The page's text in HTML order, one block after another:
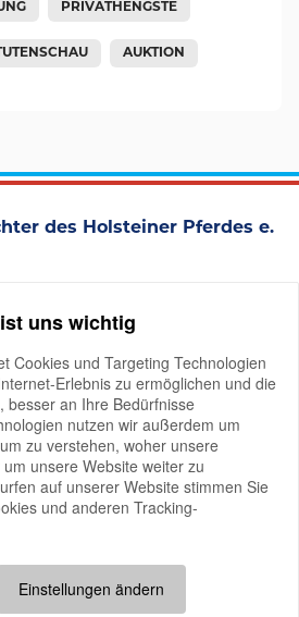
PRIVATHENGSTE
AUKTION
des Holsteiner Pferdes e.
Login
Good Governance
uns wichtig
Cookies und Targeting Technologien
Erlebnis zu ermöglichen und die
besser an Ihre Bedürfnisse
nutzen wir außerdem um
zu verstehen, woher unsere
unsere Website weiter zu
auf unserer Website stimmen Sie
und anderen Tracking-
Einstellungen ändern